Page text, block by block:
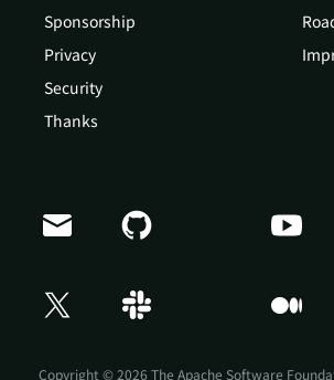
Sponsorship
Privacy
Security
Thanks
Copyright © 2026 The Apache Software
Doris Summit 26